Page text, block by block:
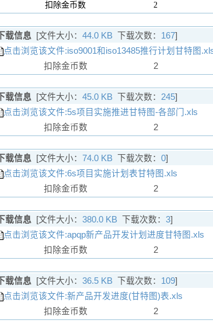
扣除金币数 2
下载信息 [文件大小： 44.0 KB 下载次数： 167]
点击浏览该文件:iso9001和iso13485推行计划甘特图
扣除金币数
2
下载信息 [文件大小： 45.0 KB 下载次数： 245]
点击浏览该文件:5s项目实施推进甘特图-各部门.xls
扣除金币数
2
下载信息 [文件大小： 74.0 KB 下载次数： 0]
点击浏览该文件:6s项目实施计划表甘特图.xls
扣除金币数
2
下载信息 [文件大小： 380.0 KB 下载次数： 3]
点击浏览该文件:apqp新产品开发计划进度甘特图.xls
扣除金币数
2
下载信息 [文件大小： 36.5 KB 下载次数： 109]
点击浏览该文件:新产品开发进度(甘特图)表.xls
扣除金币数
2